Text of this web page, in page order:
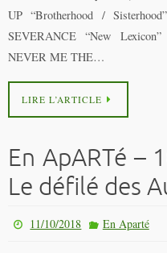
UP “Brotherhood /
SEVERANCE “New
NEVER ME THE…
LIRE L’ARTICLE
En ApARTé –
Le défilé des
11/10/2018 En Aparté